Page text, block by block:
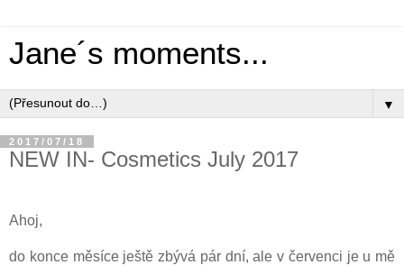
Jane´s moments...
▼
2017/07/18
NEW IN- Cosmetics July 2017
Ahoj,
do konce měsíce ještě zbývá pár dní, ale v červenci je u mě